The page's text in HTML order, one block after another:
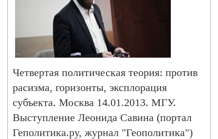
Четвертая политическая теория: против
расизма, горизонты, эксплорация
субъекта. Москва 14.01.2013. МГУ.
Выступление Леонида Савина (портал
Геполитика.ру, журнал "Геополитика")